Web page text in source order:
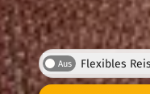
Aus Flexibles